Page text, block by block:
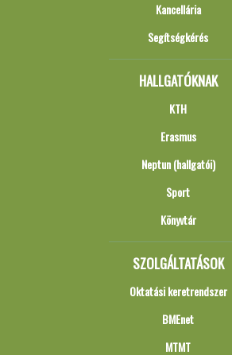
Kancellária
Segítségkérés
HALLGATÓKNAK
KTH
Erasmus
Neptun (hallgatói)
Sport
Könyvtár
SZOLGÁLTATÁSOK
Oktatási keretrendszer
BMEnet
MTMT